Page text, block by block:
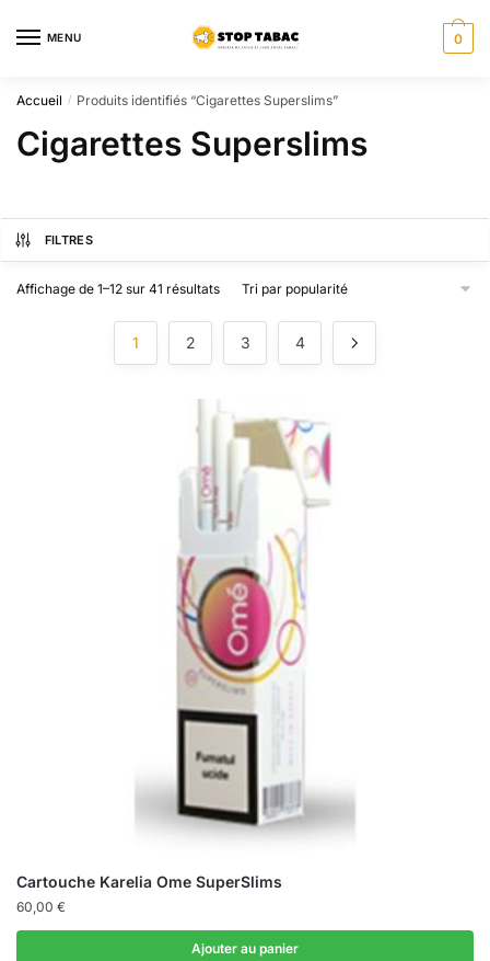
navigation
MENU 0
Accueil / Produits identifiés “Cigarettes Superslims”
Cigarettes Superslims
FILTRES
Affichage de 1–12 sur 41 résultatsTrié
1 2 3 4
Cartouche Karelia Ome SuperSlims
60,00 €
Ajouter au panier